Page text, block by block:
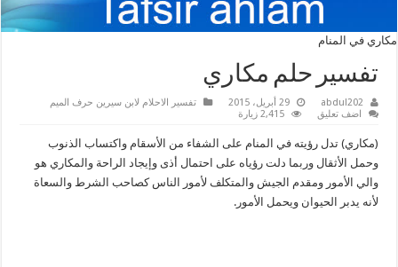
مكاري في المنام
تفسير حلم مكاري
abdul202 29 أبريل، 2015
تفسير الاحلام لابن سيرين حرف الميم
اضف تعليق
2,415 زيارة
(مكاري) تدل رؤيته في المنام على الشفاء من الأسقام واكتساب الذنوب
وحمل الأثقال وربما دلت رؤياه على احتمال أذى وإيجاد الراحة والمكاري هو
والي الأمور ومقدم الجيش والمتكلف لأمور الناس كصاحب الشرط والسعاة
لأنه يدبر الحيوان ويحمل الأمور.